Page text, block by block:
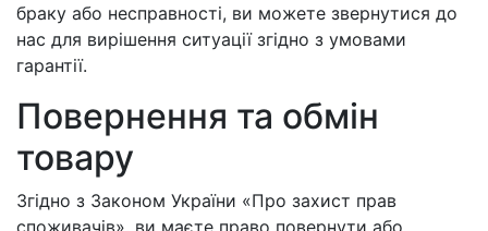
браку або несправності, ви можете звернутися до
нас для вирішення ситуації згідно з умовами
гарантії.
Повернення та обмін
товару
Згідно з Законом України «Про захист прав
споживачів», ви маєте право повернути або